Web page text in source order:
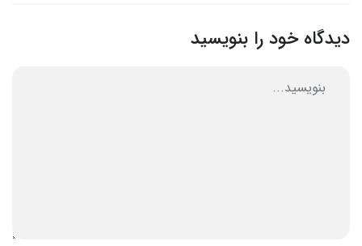
دیدگاه خود را بنویسید